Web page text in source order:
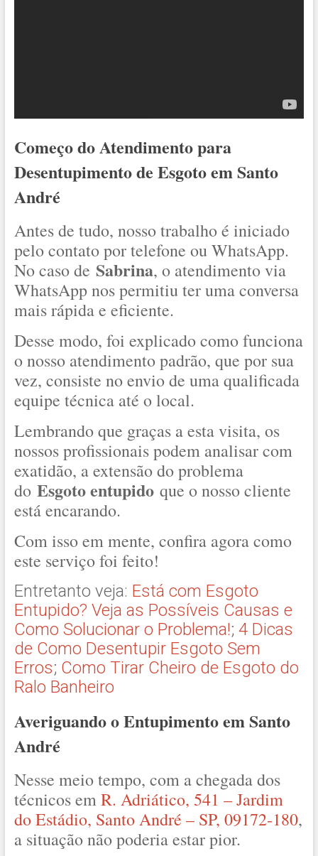
Começo do Atendimento para
Desentupimento de Esgoto em Santo
André
Antes de tudo, nosso trabalho é iniciado
pelo contato por telefone ou WhatsApp.
No caso de Sabrina, o atendimento via
WhatsApp nos permitiu ter uma conversa
mais rápida e eficiente.
Desse modo, foi explicado como funciona
o nosso atendimento padrão, que por sua
vez, consiste no envio de uma qualificada
equipe técnica até o local.
Lembrando que graças a esta visita, os
nossos profissionais podem analisar com
exatidão, a extensão do problema
do Esgoto entupido que o nosso cliente
está encarando.
Com isso em mente, confira agora como
este serviço foi feito!
Entretanto veja: Está com Esgoto
Entupido? Veja as Possíveis Causas e
Como Solucionar o Problema!; 4 Dicas
de Como Desentupir Esgoto Sem
Erros; Como Tirar Cheiro de Esgoto do
Ralo Banheiro
Averiguando o Entupimento em Santo
André
Nesse meio tempo, com a chegada dos
técnicos emR. Adriático, 541 – Jardim
do Estádio, Santo André – SP, 09172-180,
a situação não poderia estar pior.